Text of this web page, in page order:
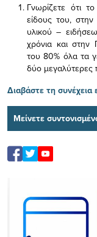
Γνωρίζετε ότι το
είδους του, στην
υλικού –
χρόνια και
του 80% όλα τα
δύο μεγαλύτερες
Διαβάστε τη συνέχεια
Μείνετε